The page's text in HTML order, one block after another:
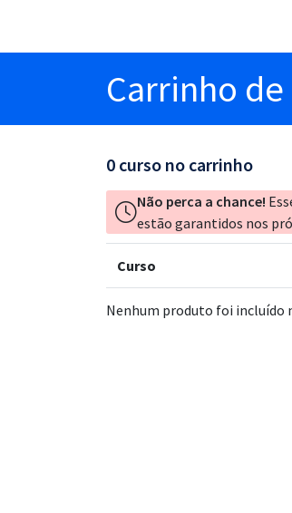
Carrinho
0 curso no carrinho
Não perca a chance!
estão garantidos nos
Curso
Nenhum produto foi incluído